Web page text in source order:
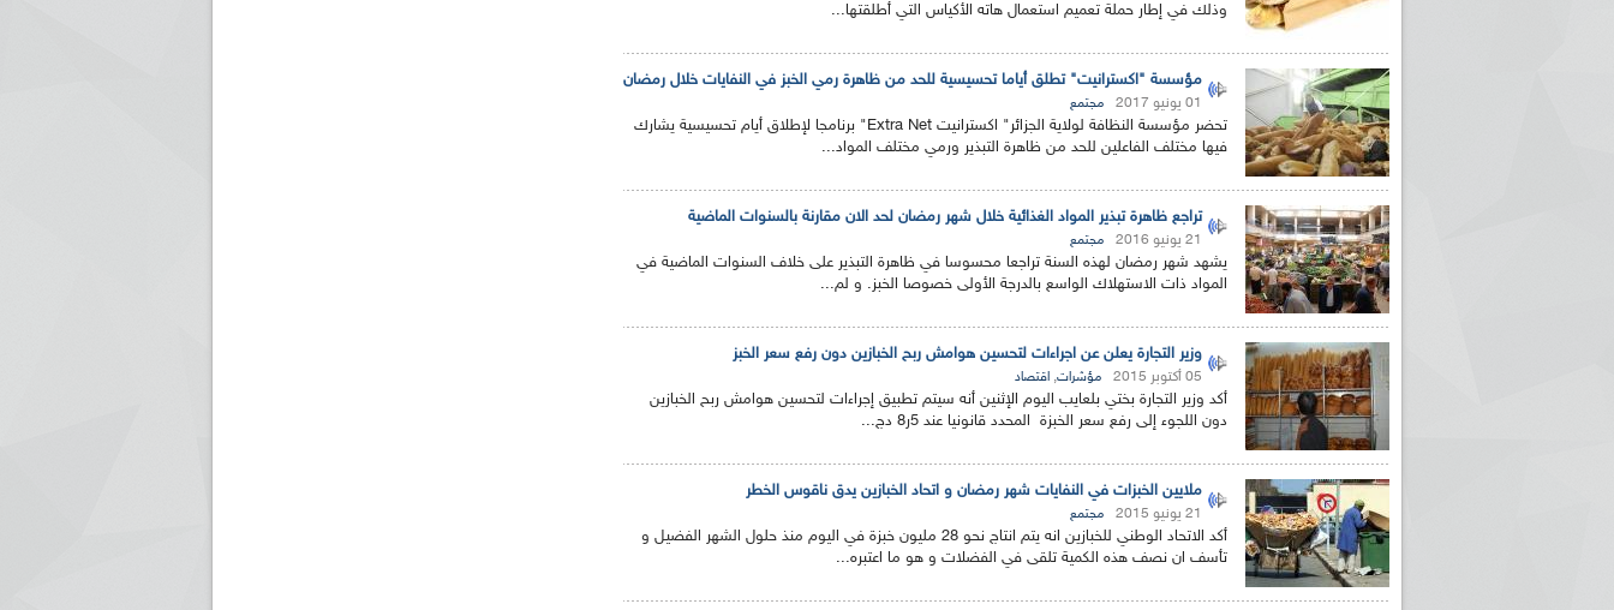
وذلك في إطار حملة تعميم استعمال هاته الأكياس التي أطلقتها...
مؤسسة "اكسترانيت" تطلق أياما تحسيسية للحد من ظاهرة رمي الخبز في النفايات خلال رمضان
01 يونيو 2017 مجتمع
تحضر مؤسسة النظافة لولاية الجزائر" اكسترانيت Extra Net" برنامجا لإطلاق أيام تحسيسية يشارك
فيها مختلف الفاعلين للحد من ظاهرة التبذير ورمي مختلف المواد...
تراجع ظاهرة تبذير المواد الغذائية خلال شهر رمضان لحد الان مقارنة بالسنوات الماضية
21 يونيو 2016 مجتمع
يشهد شهر رمضان لهذه السنة تراجعا محسوسا في ظاهرة التبذير على خلاف السنوات الماضية في
المواد ذات الاستهلاك الواسع بالدرجة الأولى خصوصا الخبز. و لم...
وزير التجارة يعلن عن اجراءات لتحسين هوامش ربح الخبازين دون رفع سعر الخبز
05 أكتوبر 2015 مؤشرات, اقتصاد
أكد وزير التجارة بختي بلعايب اليوم الإثنين أنه سيتم تطبيق إجراءات لتحسين هوامش ربح الخبازين
دون اللجوء إلى رفع سعر الخبزة المحدد قانونيا عند 5ر8 دج...
ملايين الخبزات في النفايات شهر رمضان و اتحاد الخبازين يدق ناقوس الخطر
21 يونيو 2015 مجتمع
أكد الاتحاد الوطني للخبازين انه يتم انتاج نحو 28 مليون خبزة في اليوم منذ حلول الشهر الفضيل و
تأسف ان نصف هذه الكمية تلقى في الفضلات و هو ما اعتبره...